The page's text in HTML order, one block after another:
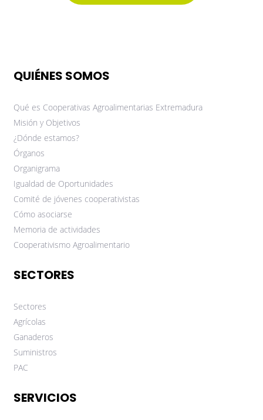
QUIÉNES SOMOS
Qué es Cooperativas Agroalimentarias Extremadura
Misión y Objetivos
¿Dónde estamos?
Órganos
Organigrama
Igualdad de Oportunidades
Comité de jóvenes cooperativistas
Cómo asociarse
Memoria de actividades
Cooperativismo Agroalimentario
SECTORES
Sectores
Agrícolas
Ganaderos
Suministros
PAC
SERVICIOS